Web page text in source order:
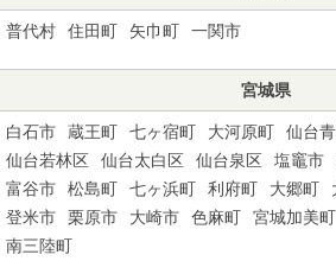
普代村 住田町 矢巾町 一関市
宮城県
白石市 蔵王町 七ヶ宿町 大河原町 仙台
仙台若林区
仙台太白区 仙台泉区 塩竈市
富谷市
松島町 七ヶ浜町 利府町 大郷町
登米市
栗原市 大崎市 色麻町 宮城加美町
南三陸町